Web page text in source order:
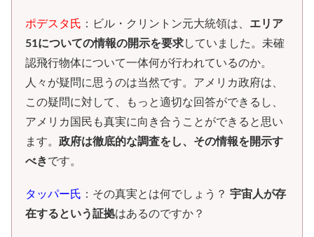
ポデスタ氏 ：ビル・クリントン元大統領は、 エリア
51についての情報の開示を要求していました。未確
認飛行物体について一体何が行われているのか。
人々が疑問に思うのは当然です。アメリカ政府は、
この疑問に対して、もっと適切な回答ができるし、
アメリカ国民も真実に向き合うことができると思い
ます。政府は徹底的な調査をし、その情報を開示す
べきです。
タッパー氏 ：その真実とは何でしょう？宇宙人が存
在するという証拠はあるのですか？